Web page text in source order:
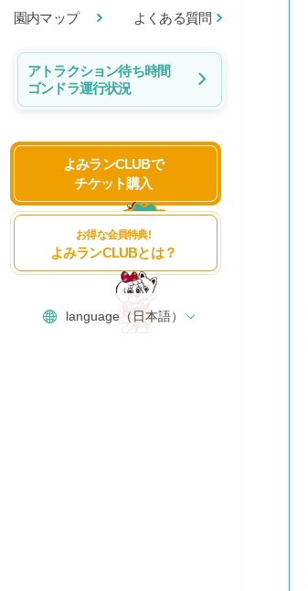
園内マップ よくある質問
アトラクション待ち時間
ゴンドラ運行状況
よみランCLUBで
チケット購入
お得な会員特典!
よみランCLUBとは？